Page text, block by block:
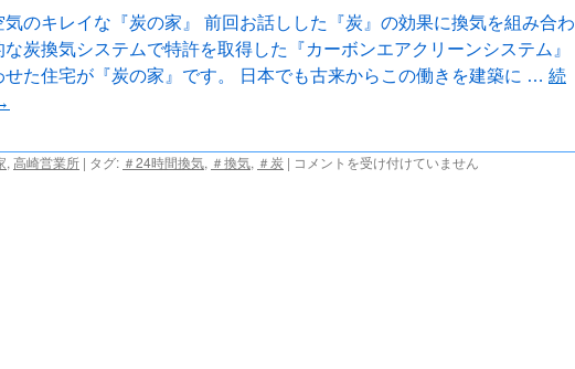
は
気のキレイな『炭の家』 前回お話しした『炭』の効果に換気を組み合わ
炭換気システムで特許を取得した『カーボンエアクリーンシステム』
せた住宅が『炭の家』です。 日本でも古来からこの働きを建築に … 続
, 高崎営業所 | タグ: ＃24時間換気, ＃換気, ＃炭 | キ
コメントを受け付けていません